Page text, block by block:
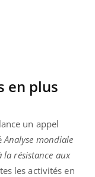
en plus
un appel
Analyse mondiale
la résistance aux
les activités en